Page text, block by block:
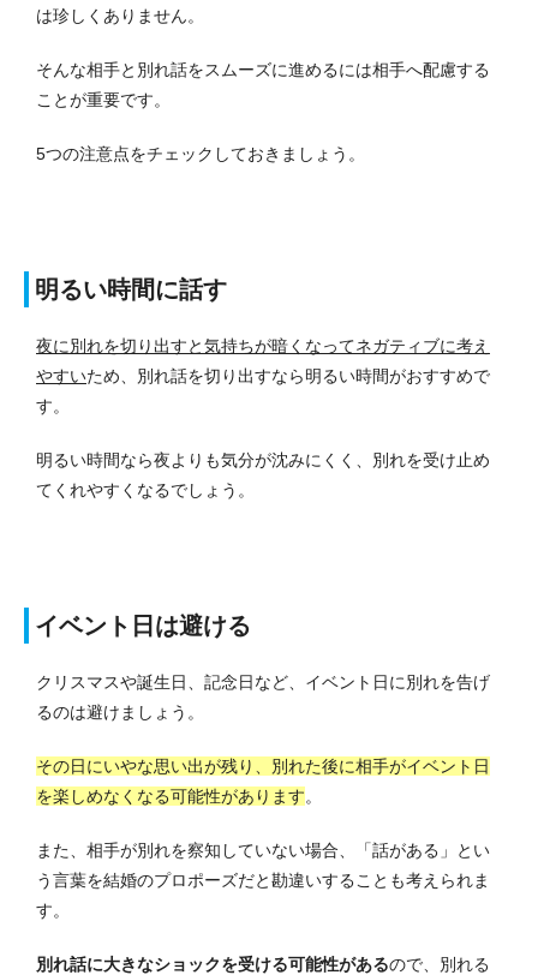
は珍しくありません。
そんな相手と別れ話をスムーズに進めるには相手へ配慮する
ことが重要です。
5つの注意点をチェックしておきましょう。
明るい時間に話す
夜に別れを切り出すと気持ちが暗くなってネガティブに考え
やすいため、別れ話を切り出すなら明るい時間がおすすめで
す。
明るい時間なら夜よりも気分が沈みにくく、別れを受け止め
てくれやすくなるでしょう。
イベント日は避ける
クリスマスや誕生日、記念日など、イベント日に別れを告げ
るのは避けましょう。
その日にいやな思い出が残り、別れた後に相手がイベント日
を楽しめなくなる可能性があります。
また、相手が別れを察知していない場合、「話がある」とい
う言葉を結婚のプロポーズだと勘違いすることも考えられま
す。
別れ話に大きなショックを受ける可能性があるので、別れる